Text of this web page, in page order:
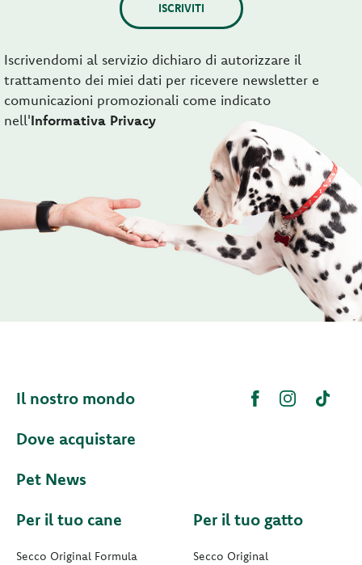
ISCRIVITI
Iscrivendomi al servizio dichiaro di autorizzare il
trattamento dei miei dati per ricevere newsletter e
comunicazioni promozionali come indicato
nell'Informativa Privacy
Il nostro mondo
Dove acquistare
Pet News
Per il tuo cane
Secco Original Formula
Per il tuo gatto
Secco Original